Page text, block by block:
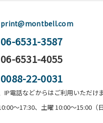
print@montbell.com
06-6531-3587
06-6531-4055
0088-22-0031
電話などからはご利用いただけま
～17:30、土曜 10:00～15:00（